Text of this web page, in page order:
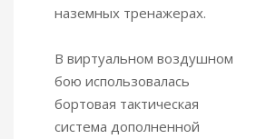
наземных тренажерах.
В виртуальном воздушном
бою использовалась
бортовая тактическая
система дополненной